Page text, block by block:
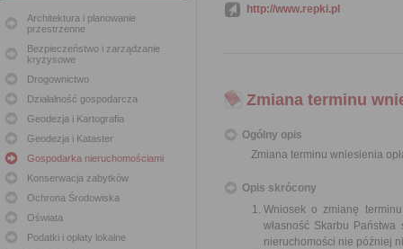
Architektura i planowanie
przestrzenne
Bezpieczeństwo i zarządzanie
kryzysowe
Drogownictwo
Działalność gospodarcza
Geodezja i Kartografia
Geodezja i Kataster
Gospodarka nieruchomościami
Konserwacja zabytków
Ochrona Środowiska
Oświata
Podatki i opłaty lokalne
http://www.repki.pl
Zmiana terminu
Ogólny opis
Zmiana terminu wniesienia
Opis skrócony
Wniosek o zmianę
własność Skarbu
nieruchomości nie później